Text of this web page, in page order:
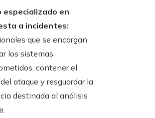
especializado en
a incidentes:
que se encargan
los sistemas
contener el
ataque y resguardar la
destinada al análisis